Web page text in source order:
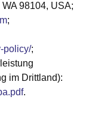
98104, USA;
;
policy/;
im Drittland):
.